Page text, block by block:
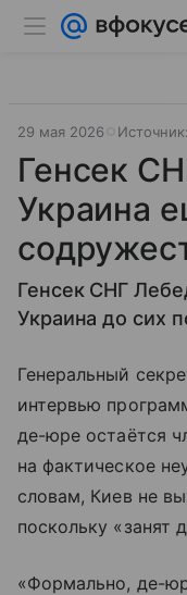
29 мая 2026 Источник:
Генсек
Украина
Генсек СНГ
Украина до сих
Генеральный
интервью
де-юре остаётся
на фактическое
словам, Киев не
поскольку «занят
«Формально, де-